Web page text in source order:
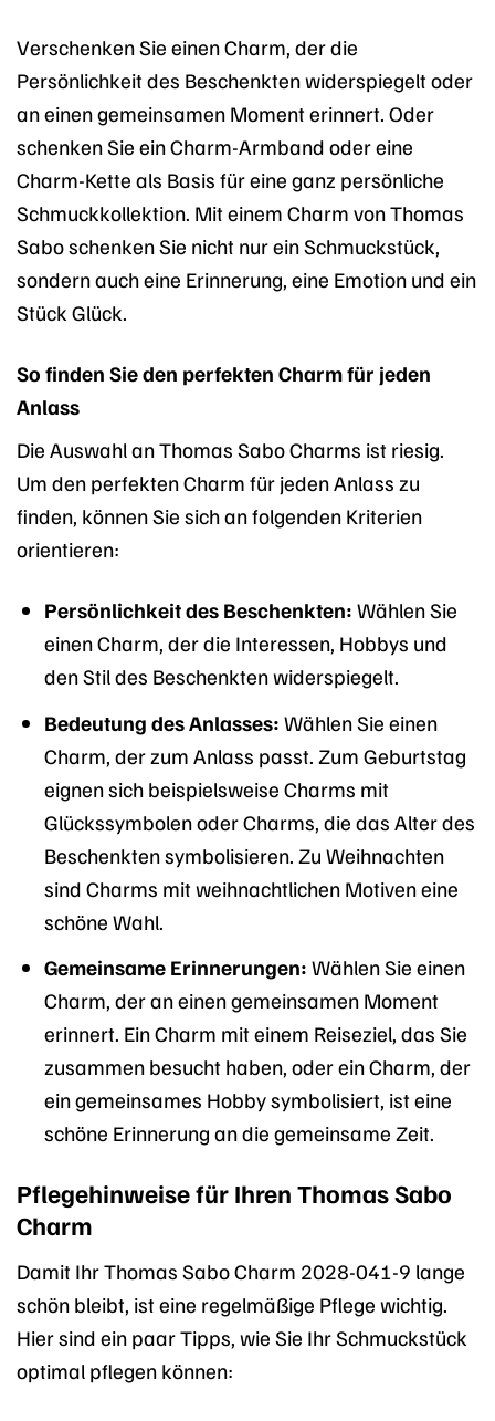
Verschenken Sie einen Charm, der die
Persönlichkeit des Beschenkten widerspiegelt oder
an einen gemeinsamen Moment erinnert. Oder
schenken Sie ein Charm-Armband oder eine
Charm-Kette als Basis für eine ganz persönliche
Schmuckkollektion. Mit einem Charm von Thomas
Sabo schenken Sie nicht nur ein Schmuckstück,
sondern auch eine Erinnerung, eine Emotion und ein
Stück Glück.
So finden Sie den perfekten Charm für jeden
Anlass
Die Auswahl an Thomas Sabo Charms ist riesig.
Um den perfekten Charm für jeden Anlass zu
finden, können Sie sich an folgenden Kriterien
orientieren:
Persönlichkeit des Beschenkten: Wählen Sie
einen Charm, der die Interessen, Hobbys und
den Stil des Beschenkten widerspiegelt.
Bedeutung des Anlasses: Wählen Sie einen
Charm, der zum Anlass passt. Zum Geburtstag
eignen sich beispielsweise Charms mit
Glückssymbolen oder Charms, die das Alter des
Beschenkten symbolisieren. Zu Weihnachten
sind Charms mit weihnachtlichen Motiven eine
schöne Wahl.
Gemeinsame Erinnerungen: Wählen Sie einen
Charm, der an einen gemeinsamen Moment
erinnert. Ein Charm mit einem Reiseziel, das Sie
zusammen besucht haben, oder ein Charm, der
ein gemeinsames Hobby symbolisiert, ist eine
schöne Erinnerung an die gemeinsame Zeit.
Pflegehinweise für Ihren Thomas Sabo
Charm
Damit Ihr Thomas Sabo Charm 2028-041-9 lange
schön bleibt, ist eine regelmäßige Pflege wichtig.
Hier sind ein paar Tipps, wie Sie Ihr Schmuckstück
optimal pflegen können: